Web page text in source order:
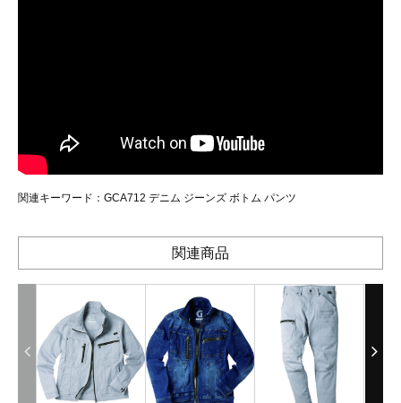
関連キーワード： GCA712 デニム ジーンズ ボトム パンツ
関連商品